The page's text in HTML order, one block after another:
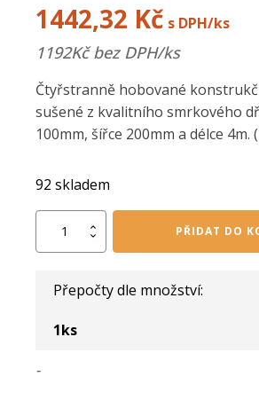
1442,32 Kč s DPH/ks
1192Kč bez DPH/ks
Čtyřstranně hobované
sušené z kvalitního smrkového
100mm, šířce 200mm a délce 4m.
92 skladem
množství
PŘIDAT DO
Přepočty dle množství:
1ks
-